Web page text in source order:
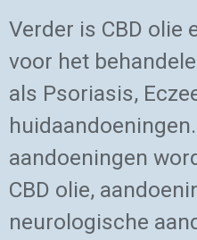
Verder is CBD olie
voor het
als Psoriasis,
aandoeningen
CBD olie,
neurologische